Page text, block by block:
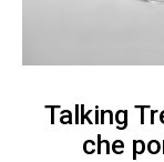
Talking
che